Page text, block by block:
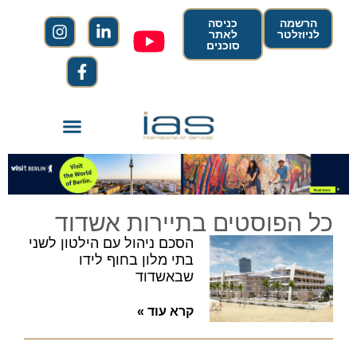
הרשמה
לניוזלטר
כניסה
לאתר
סוכנים
כל הפוסטים בתיירות אשדוד
הסכם ניהול עם הילטון לשני
בתי מלון בחוף לידו
שבאשדוד
קרא עוד »